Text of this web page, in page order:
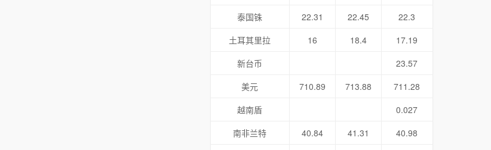
泰国铢
22.31 22.45
22.3
土耳其里拉
16 18.4
17.19
新台币
23.57
美元
710.89 713.88
711.28
越南盾
0.027
南非兰特
40.84 41.31 40.98